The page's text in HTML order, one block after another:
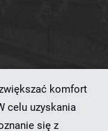
komfort
celu uzyskania
się z